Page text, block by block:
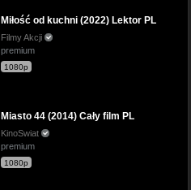
Miłość od kuchni (2022) Lektor PL
Filmy Akcji
premium
1080p
Miasto 44 (2014) Cały film PL
KinoSwiat
premium
1080p